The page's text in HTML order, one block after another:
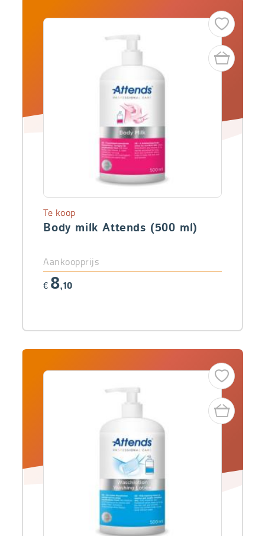
Body milk Attends (500 ml)
Te koop
Aankoopprijs
€ 8,10